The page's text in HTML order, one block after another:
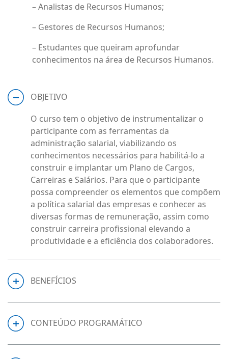
– Analistas de Recursos Humanos;
– Gestores de Recursos Humanos;
– Estudantes que queiram aprofundar
conhecimentos na área de Recursos Humanos.
OBJETIVO
O curso tem o objetivo de instrumentalizar o
participante com as ferramentas da
administração salarial, viabilizando os
conhecimentos necessários para habilitá-lo a
construir e implantar um Plano de Cargos,
Carreiras e Salários. Para que o participante
possa compreender os elementos que compõem
a política salarial das empresas e conhecer as
diversas formas de remuneração, assim como
construir carreira profissional elevando a
produtividade e a eficiência dos colaboradores.
BENEFÍCIOS
CONTEÚDO PROGRAMÁTICO